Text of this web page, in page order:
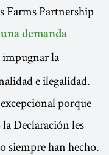
Farms Partnership
demanda
impugnar la
e ilegalidad.
porque
Declaración les
siempre han hecho.